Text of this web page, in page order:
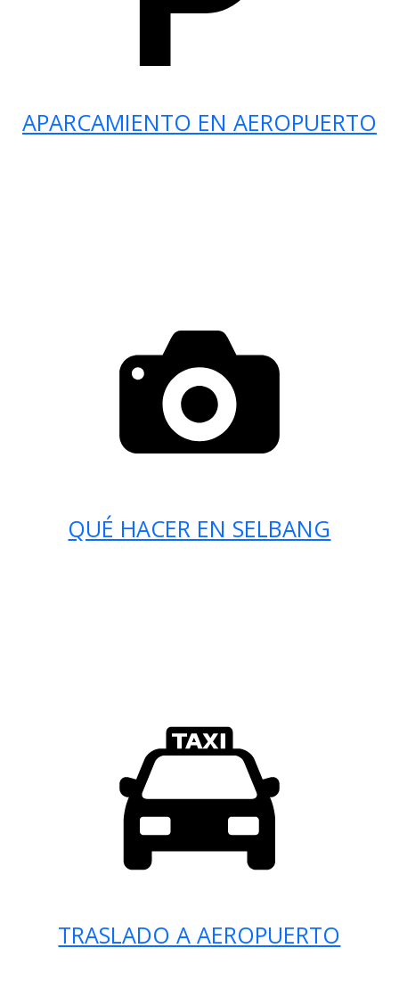
APARCAMIENTO EN AEROPUERTO
QUÉ HACER EN SELBANG
TRASLADO A AEROPUERTO